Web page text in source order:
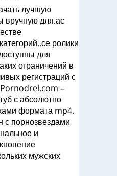
лучшую
вручную для.ас
ролики
для
ограничений в
регистраций с
–
с абсолютно
формата mp4.
с порнозвездами
и
мужских